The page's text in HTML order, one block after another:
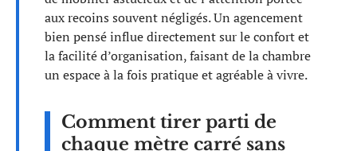
aux recoins souvent négligés. Un agencement
bien pensé influe directement sur le confort et
la facilité d’organisation, faisant de la chambre
un espace à la fois pratique et agréable à vivre.
Comment tirer parti de
chaque mètre carré sans